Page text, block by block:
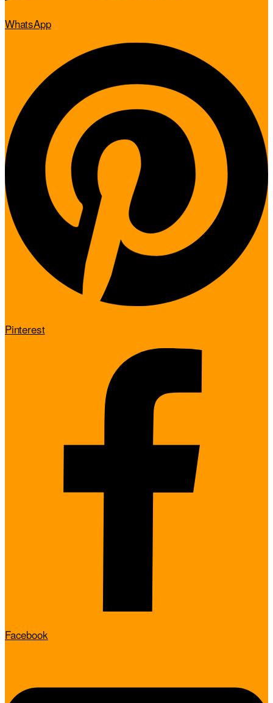
WhatsApp
Pinterest
Facebook